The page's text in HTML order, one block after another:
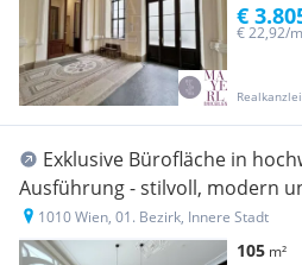
€ 22,92/
€
Exklusive Bürofläche in
Ausführung - stilvoll, modern
1010 Wien, 01. Bezirk, Innere Stadt
105 m²